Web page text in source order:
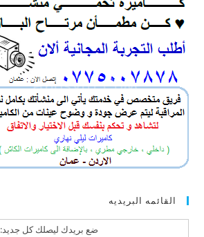
القائمه البريديه
ضع بريدك ليصلك كل جديد: